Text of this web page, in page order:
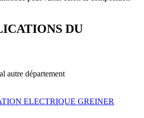
DU
autre département
ELECTRIQUE GREINER